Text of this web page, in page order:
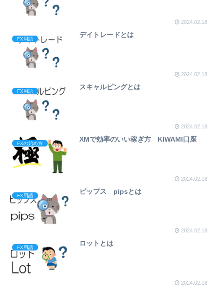
2024.02.18
FX用語
デイトレードとは
2024.02.18
FX用語
スキャルピングとは
2024.02.18
FXの始め方
XMで効率のいい稼ぎ方 KIWAMI口座
2024.02.18
FX用語
ピップス pipsとは
2024.02.18
FX用語
ロットとは
2024.02.18